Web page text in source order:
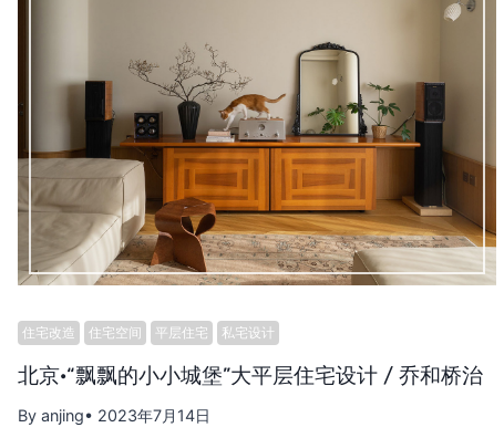
住宅改造 住宅空间 平层住宅 私宅设计
北京·“飘飘的小小城堡”大平层住宅设计 / 乔和桥治
By anjing• 2023年7月14日